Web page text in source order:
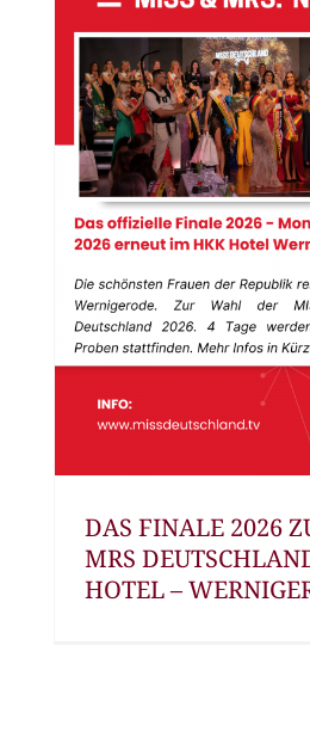
DAS FINALE 2026
MRS
HOTEL –